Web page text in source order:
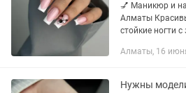
💅 Маникюр и
Алматы Красивые, аккуратные и
стойкие ногти
Маникюр с гель-
Алматы, 16
Нужны